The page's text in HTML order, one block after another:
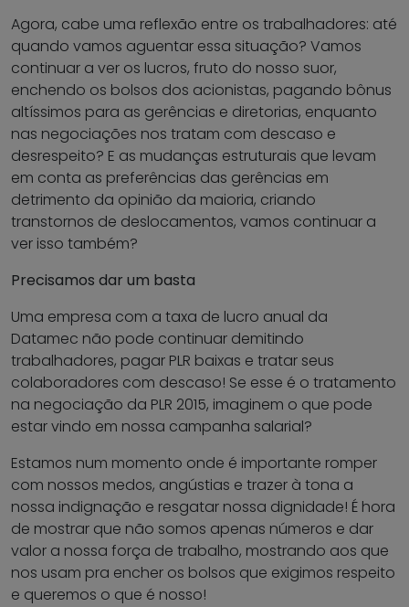
Agora, cabe uma reflexão entre os trabalhadores: até
quando vamos aguentar essa situação? Vamos
continuar a ver os lucros, fruto do nosso suor,
enchendo os bolsos dos acionistas, pagando bônus
altíssimos para as gerências e diretorias, enquanto
nas negociações nos tratam com descaso e
desrespeito? E as mudanças estruturais que levam
em conta as preferências das gerências em
detrimento da opinião da maioria, criando
transtornos de deslocamentos, vamos continuar a
ver isso também?
Precisamos dar um basta
Uma empresa com a taxa de lucro anual da
Datamec não pode continuar demitindo
trabalhadores, pagar PLR baixas e tratar seus
colaboradores com descaso! Se esse é o tratamento
na negociação da PLR 2015, imaginem o que pode
estar vindo em nossa campanha salarial?
Estamos num momento onde é importante romper
com nossos medos, angústias e trazer à tona a
nossa indignação e resgatar nossa dignidade! É hora
de mostrar que não somos apenas números e dar
valor a nossa força de trabalho, mostrando aos que
nos usam pra encher os bolsos que exigimos respeito
e queremos o que é nosso!